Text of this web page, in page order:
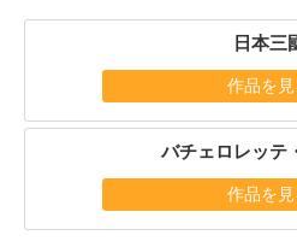
日本三
作品を見
バチェロレッテ
作品を見